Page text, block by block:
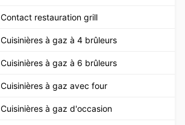
Contact restauration grill
Cuisinières à gaz à 4 brûleurs
Cuisinières à gaz à 6 brûleurs
Cuisinières à gaz avec four
Cuisinières à gaz d'occasion